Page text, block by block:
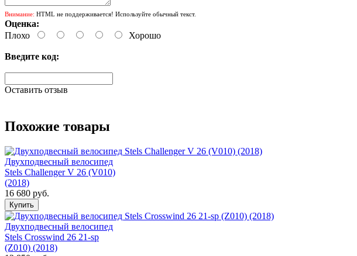
Внимание: HTML не поддерживается! Используйте обычный текст.
Оценка:
Плохо
Хорошо
Введите код:
Оставить отзыв
Похожие товары
Двухподвесный велосипед
Stels Challenger V 26 (V010)
(2018)
16 680 руб.
Двухподвесный велосипед
Stels Crosswind 26 21-sp
(Z010) (2018)